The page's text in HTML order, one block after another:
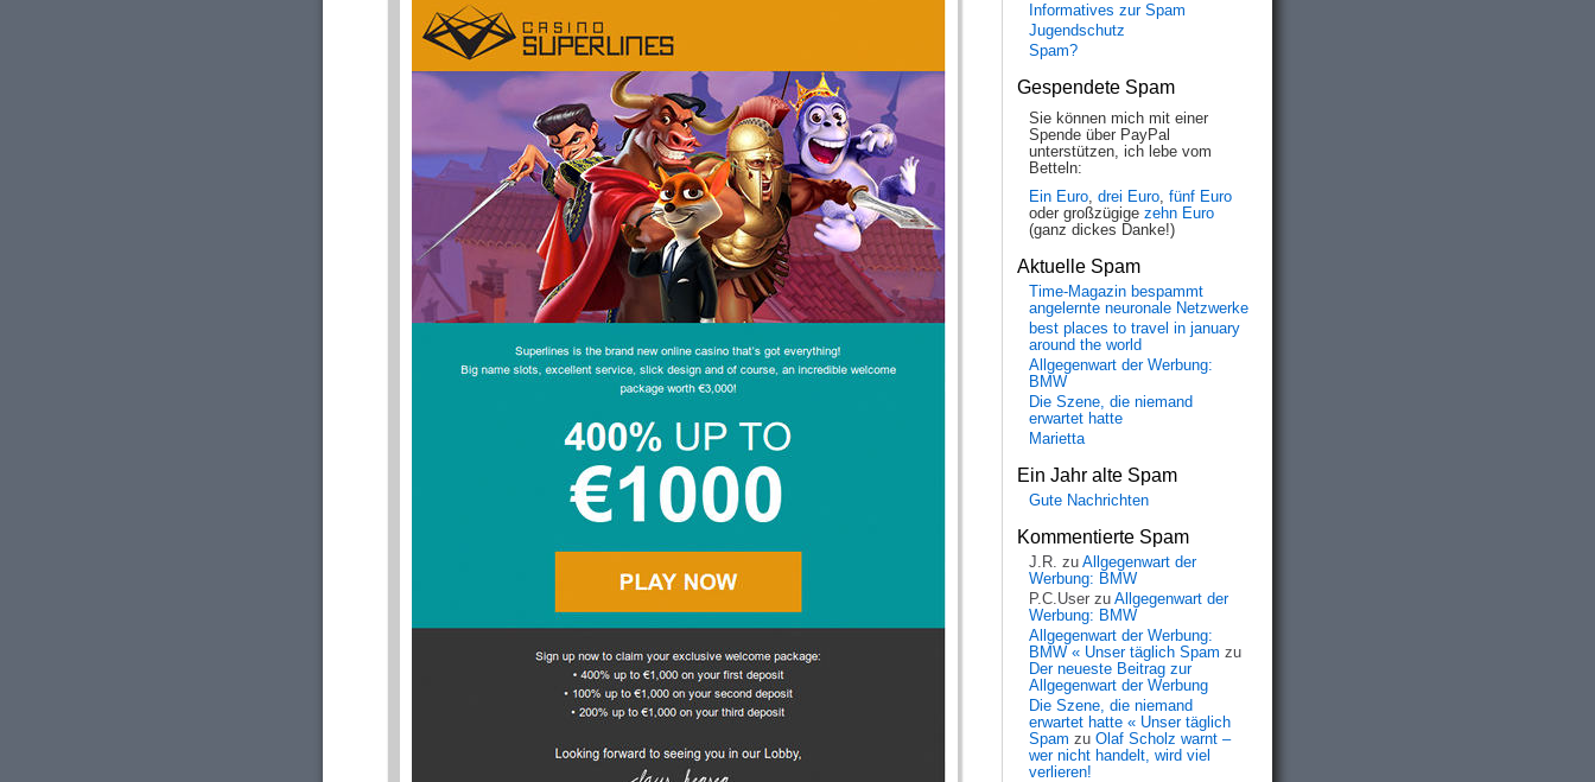
Informatives zur Spam
Jugendschutz
Spam?
Gespendete Spam
Sie können mich mit einer
Spende über PayPal
unterstützen, ich lebe vom
Betteln:
Ein Euro, drei Euro, fünf Euro
oder großzügige zehn Euro
(ganz dickes Danke!)
Aktuelle Spam
Time-Magazin bespammt
angelernte neuronale Netzwerke
best places to travel in january
around the world
Allgegenwart der Werbung:
BMW
Die Szene, die niemand
erwartet hatte
Marietta
Ein Jahr alte Spam
Gute Nachrichten
Kommentierte Spam
J.R. zu Allgegenwart der
Werbung: BMW
P.C.User zu Allgegenwart der
Werbung: BMW
Allgegenwart der Werbung:
BMW « Unser täglich Spam zu
Der neueste Beitrag zur
Allgegenwart der Werbung
Die Szene, die niemand
erwartet hatte « Unser täglich
Spam zu Olaf Scholz warnt –
wer nicht handelt, wird viel
verlieren!